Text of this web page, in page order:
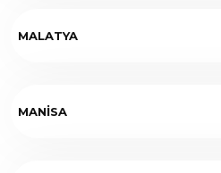
MALATYA
MANİSA